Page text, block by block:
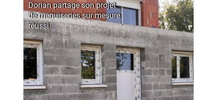
Dorian partage son projet
de menuiseries sur mesure
réussi